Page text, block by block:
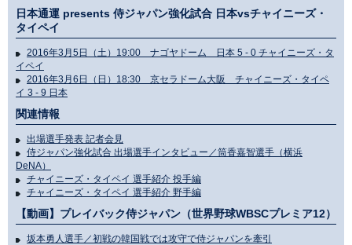
日本通運 presents 侍ジャパン強化試合 日本vsチャイニーズ・
タイペイ
2016年3月5日（土）19:00 ナゴヤドーム 日本 5 - 0 チャイニーズ・タ
イペイ
2016年3月6日（日）18:30 京セラドーム大阪 チャイニーズ・タイペ
イ 3 - 9 日本
関連情報
出場選手発表 記者会見
侍ジャパン強化試合 出場選手インタビュー／筒香嘉智選手（横浜
DeNA）
チャイニーズ・タイペイ 選手紹介 投手編
チャイニーズ・タイペイ 選手紹介 野手編
【動画】プレイバック侍ジャパン（世界野球WBSCプレミア12）
坂本勇人選手／初戦の韓国戦では攻守で侍ジャパンを牽引